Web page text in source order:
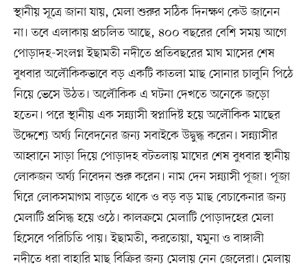
স্থানীয় সূত্রে জানা যায়, মেলা শুরুর সঠিক দিনক্ষণ কেউ জানেন
না। তবে এলাকায় প্রচলিত আছে, ৪০০ বছরের বেশি সময় আগে
পোড়াদহ-সংলগ্ন ইছামতী নদীতে প্রতিবছরের মাঘ মাসের শেষ
বুধবার অলৌকিকভাবে বড় একটি কাতলা মাছ সোনার চালুনি পিঠে
নিয়ে ভেসে উঠত। অলৌকিক এ ঘটনা দেখতে অনেকে জড়ো
হতেন। পরে স্থানীয় এক সন্ন্যাসী স্বপ্নাদিষ্ট হয়ে অলৌকিক মাছের
উদ্দেশ্যে অর্ঘ্য নিবেদনের জন্য সবাইকে উদ্বুদ্ধ করেন। সন্ন্যাসীর
আহ্বানে সাড়া দিয়ে পোড়াদহ বটতলায় মাঘের শেষ বুধবার স্থানীয়
লোকজন অর্ঘ্য নিবেদন শুরু করেন। নাম দেন সন্ন্যাসী পূজা। পূজা
ঘিরে লোকসমাগম বাড়তে থাকে ও বড় বড় মাছ বেচাকেনার জন্য
মেলাটি প্রসিদ্ধ হয়ে ওঠে। কালক্রমে মেলাটি পোড়াদহের মেলা
হিসেবে পরিচিতি পায়। ইছামতী, করতোয়া, যমুনা ও বাঙ্গালী
নদীতে ধরা বাহারি মাছ বিক্রির জন্য মেলায় নেন জেলেরা। মেলায়